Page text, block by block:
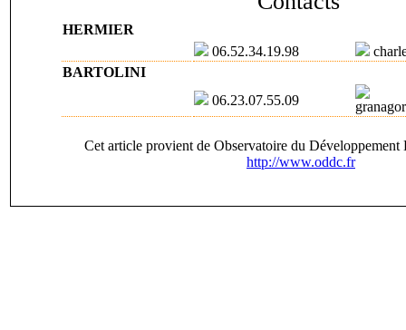
HERMIER
06.52.34.19.98
BARTOLINI
06.23.07.55.09
Cet article provient de Observatoire du Développement
http://www.oddc.fr